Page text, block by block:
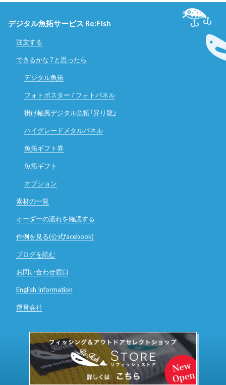
デジタル魚拓サービス Re:Fish
注文する
できるかな？と思ったら
デジタル魚拓
フォトポスター / フォトパネル
掛け軸風デジタル魚拓「昇り龍」
ハイグレードメタルパネル
魚拓ギフト券
魚拓ギフト
オプション
素材の一覧
オーダーの流れを確認する
作例を見る(公式facebook)
ブログを読む
お問い合わせ窓口
English Information
運営会社